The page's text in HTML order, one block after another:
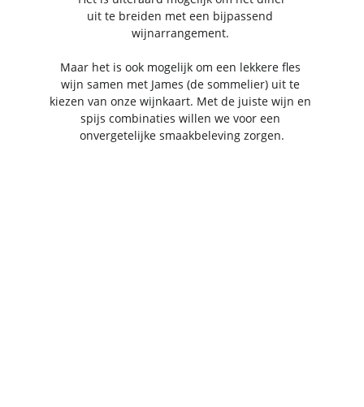
uit te breiden met een bijpassend
wijnarrangement.
Maar het is ook mogelijk om een lekkere fles
wijn samen met James (de sommelier) uit te
kiezen van onze wijnkaart. Met de juiste wijn en
spijs combinaties willen we voor een
onvergetelijke smaakbeleving zorgen.